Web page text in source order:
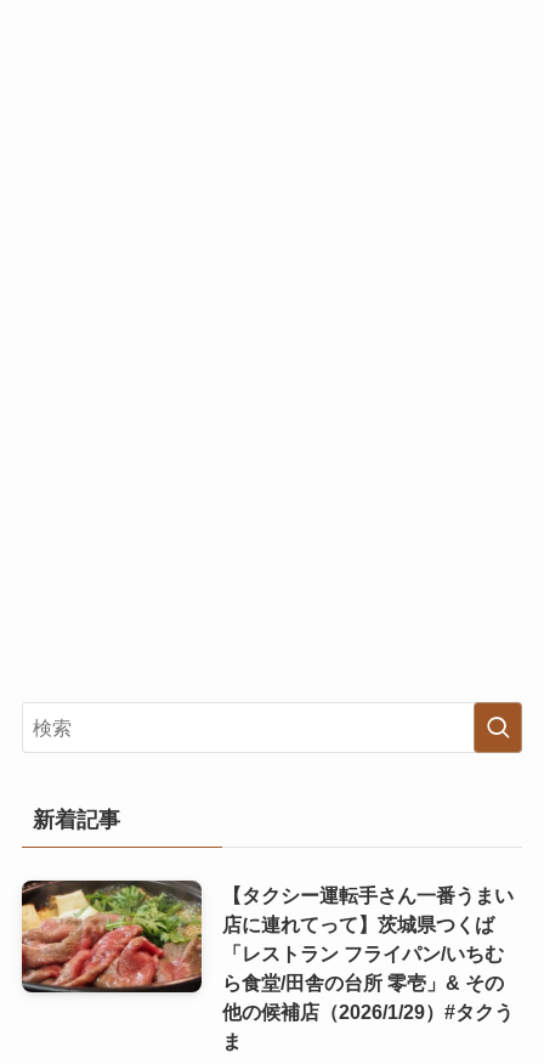
新着記事
【タクシー運転手さん一番うまい
店に連れてって】茨城県つくば
「レストラン フライパン/いちむ
ら食堂/田舎の台所 零壱」& その
他の候補店（2026/1/29）#タクう
ま